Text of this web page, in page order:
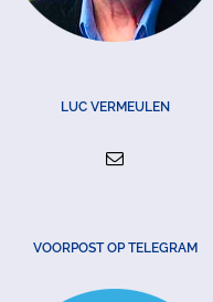
LUC VERMEULEN
VOORPOST OP TELEGRAM